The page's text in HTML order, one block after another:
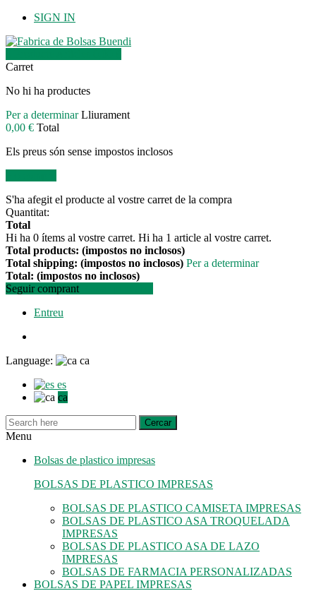
SIGN IN
Carret
No hi ha productes
Per a determinarLliurament
0,00 € Total
Els preus són sense impostos inclosos
S'ha afegit el producte al vostre carret de la compra
Quantitat:
Total
Hi ha 0 ítems al vostre carret. Hi ha 1 article al vostre carret.
Total products: (impostos no inclosos)
Total shipping: (impostos no inclosos) Per a determinar
Total: (impostos no inclosos)
Seguir comprant
Entreu
Language:
ca
es
ca
Cercar
Menu
Bolsas de plastico impresas
BOLSAS DE PLASTICO IMPRESAS
BOLSAS DE PLASTICO CAMISETA IMPRESAS
BOLSAS DE PLASTICO ASA TROQUELADA
IMPRESAS
BOLSAS DE PLASTICO ASA DE LAZO
IMPRESAS
BOLSAS DE FARMACIA PERSONALIZADAS
BOLSAS DE PAPEL IMPRESAS